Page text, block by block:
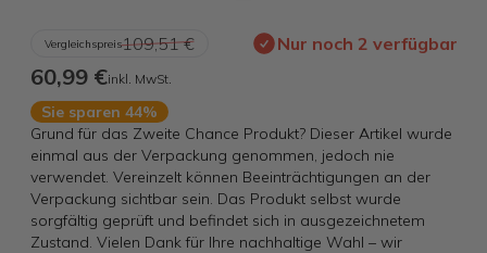
Vergleichspreis109,51 € Nur noch 2 verfügbar
60,99 €inkl. MwSt.
Sie sparen 44%
Grund für das Zweite Chance Produkt? Dieser Artikel wurde
einmal aus der Verpackung genommen, jedoch nie
verwendet. Vereinzelt können Beeinträchtigungen an der
Verpackung sichtbar sein. Das Produkt selbst wurde
sorgfältig geprüft und befindet sich in ausgezeichnetem
Zustand. Vielen Dank für Ihre nachhaltige Wahl – wir